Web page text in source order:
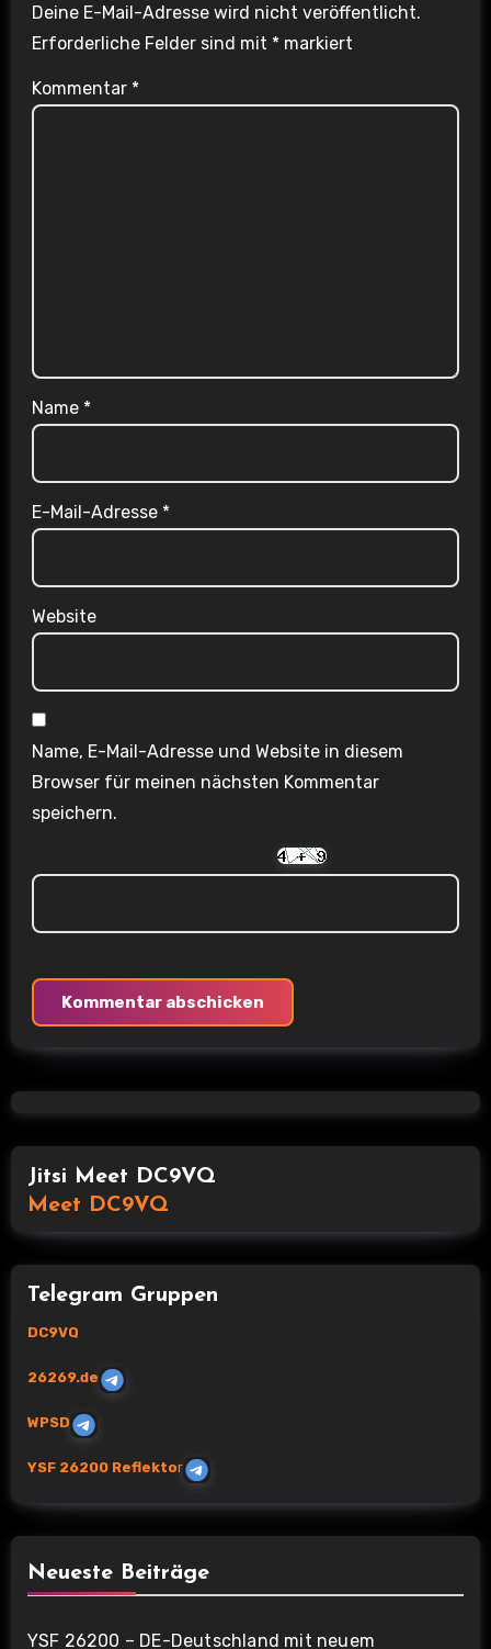
Deine E-Mail-Adresse wird nicht veröffentlicht.
Erforderliche Felder sind mit * markiert
Kommentar *
Name *
E-Mail-Adresse *
Website
Name, E-Mail-Adresse und Website in diesem
Browser für meinen nächsten Kommentar
speichern.
Are you human? Please solve:
Jitsi Meet DC9VQ
Meet DC9VQ
Telegram Gruppen
DC9VQ
26269.de
WPSD
YSF 26200 Reflektor
Neueste Beiträge
YSF 26200 – DE-Deutschland mit neuem